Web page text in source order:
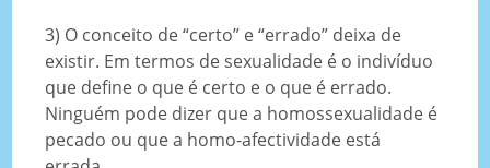
3) O conceito de “certo” e “errado” deixa de
existir. Em termos de sexualidade é o indivíduo
que define o que é certo e o que é errado.
Ninguém pode dizer que a homossexualidade é
pecado ou que a homo-afectividade está